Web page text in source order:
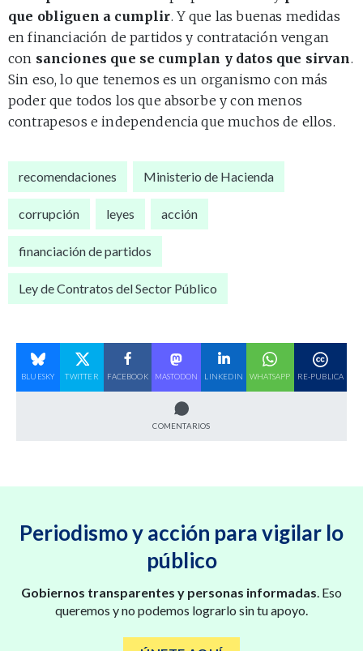
que obliguen a cumplir. Y que las buenas medidas
en financiación de partidos y contratación vengan
con sanciones que se cumplan y datos que sirvan.
Sin eso, lo que tenemos es un organismo con más
poder que todos los que absorbe y con menos
contrapesos e independencia que muchos de ellos.
recomendaciones Ministerio de Hacienda
corrupción leyes acción
financiación de partidos
Ley de Contratos del Sector Público
BLUESKY TWITTER FACEBOOK MASTODON LINKEDIN WHATSAPP RE-PUBLICA
COMENTARIOS
Periodismo y acción para vigilar lo
público
Gobiernos transparentes y personas informadas. Eso
queremos y no podemos lograrlo sin tu apoyo.